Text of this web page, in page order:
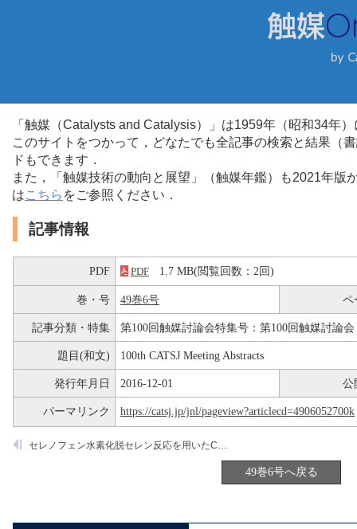
「触媒（Catalysts and Catalysis）」は1959年（昭和34年
このサイトをつかって，どなたでも全記事の検索と結果（
ドもできます．
また，「触媒技術の動向と展望」（触媒年鑑）も2021年
はこちら をご参照ください．
記事情報
PDF PDF 1.7 MB(閲覧回数：2回)
巻・号 49巻6号 ペ
記事分類・特集 第100回触媒討論会特集号：第100回触媒討論会
題目(和文) 100th CATSJ Meeting Abstracts
発行年月日 2016-12-01 公
パーマリンク https://catsj.jp/jnl/pageview?articlecd=4906052700k
セレノフェン水素化脱セレン反応を用いたCo-Mo硫化物触媒の硫黄交換挙動の解析
49巻6号へ戻る